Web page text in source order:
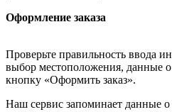
Оформление заказа
Проверьте правильность ввода
выбор местоположения, данные
кнопку «Оформить заказ».
Наш сервис запоминает данные